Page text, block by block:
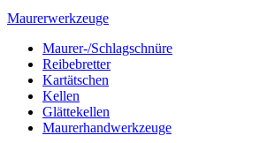
Maurerwerkzeuge
Maurer-/Schlagschnüre
Reibebretter
Kartätschen
Kellen
Glättekellen
Maurerhandwerkzeuge